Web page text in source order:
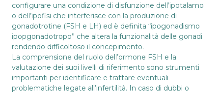
configurare una condizione di disfunzione dell’ipotalamo
o dell’ipofisi che interferisce con la produzione di
gonadotrotine (FSH e LH) ed è definita “ipogonadismo
ipopgonadotropo” che altera la funzionalità delle gonadi
rendendo difficoltoso il concepimento.
La comprensione del ruolo dell’ormone FSH e la
valutazione dei suoi livelli di riferimento sono strumenti
importanti per identificare e trattare eventuali
problematiche legate all’infertilità. In caso di dubbi o